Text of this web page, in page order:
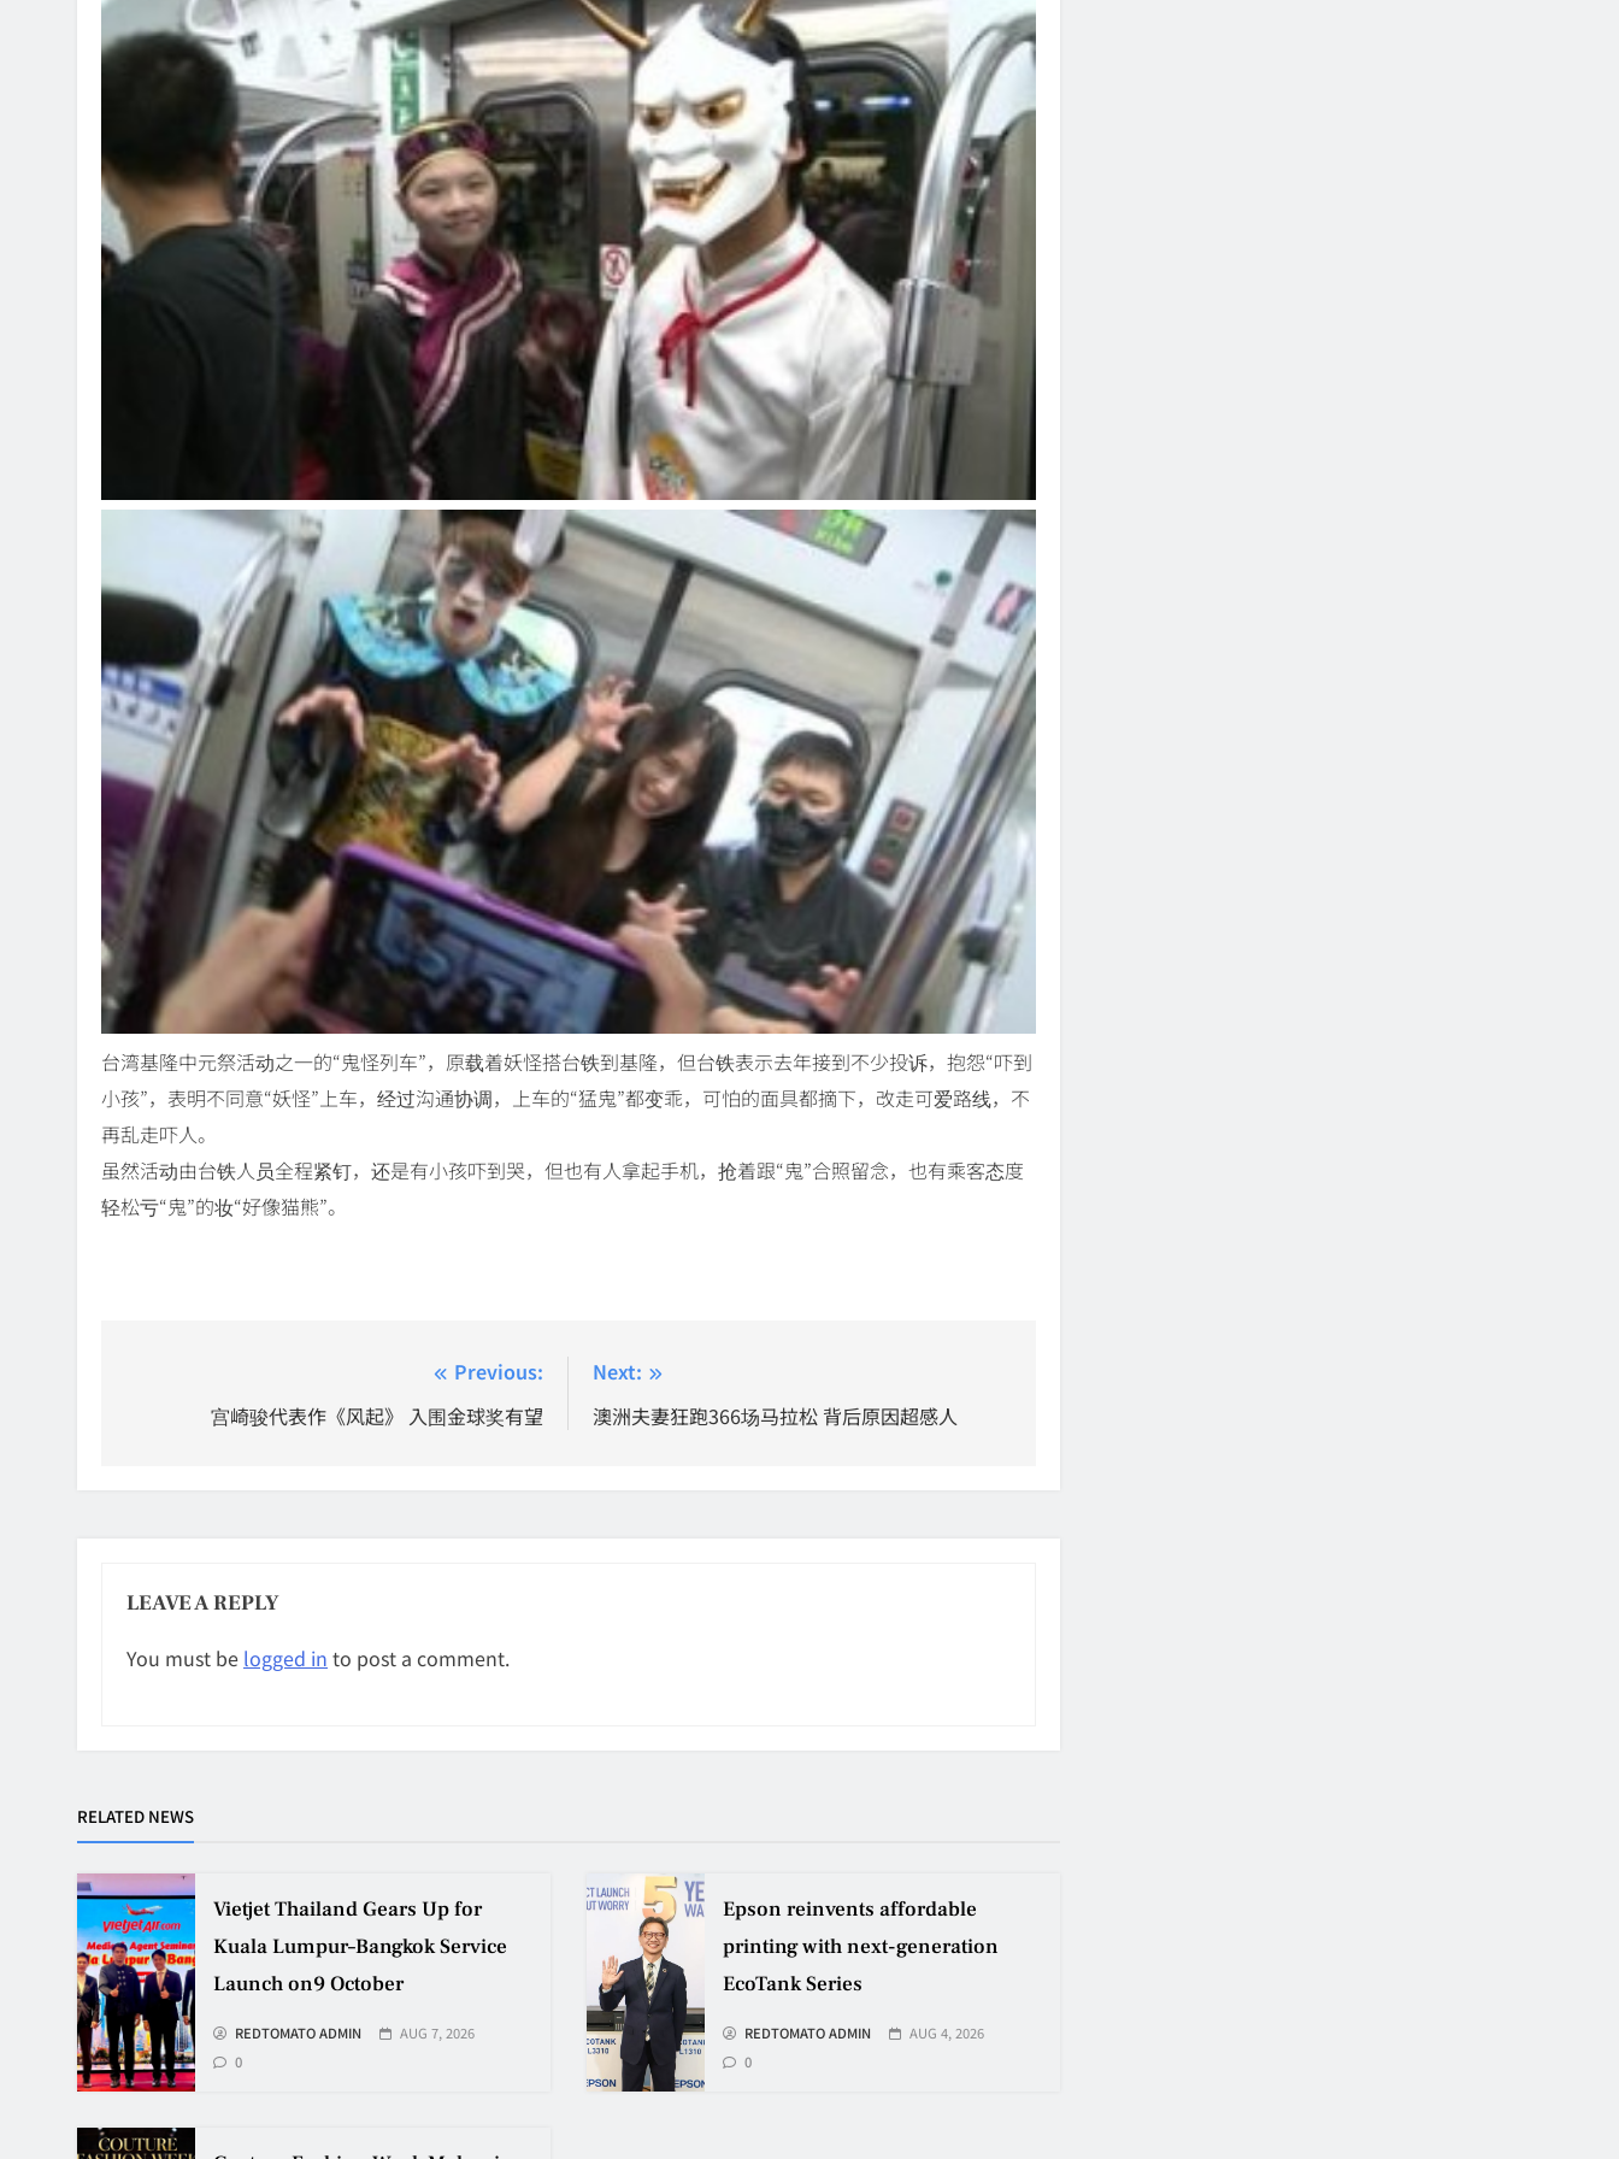
台湾基隆中元祭活动之一的“鬼怪列车”，原载着妖怪搭台铁到基隆，但台铁表示去年接到不少投诉，抱怨“吓到
小孩”，表明不同意“妖怪”上车，经过沟通协调，上车的“猛鬼”都变乖，可怕的面具都摘下，改走可爱路线，不
再乱走吓人。
虽然活动由台铁人员全程紧钉，还是有小孩吓到哭，但也有人拿起手机，抢着跟“鬼”合照留念，也有乘客态度
轻松亏“鬼”的妆“好像猫熊”。
navigation
Previous:
宫崎骏代表作《风起》 入围金球奖有望
Next:
澳洲夫妻狂跑366场马拉松 背后原因超感人
LEAVE A REPLY
You must be logged in to post a comment.
RELATED NEWS
Vietjet Thailand Gears Up for
Kuala Lumpur–Bangkok Service
Launch on9 October
REDTOMATO ADMIN
AUG 7, 2026
0
Epson reinvents affordable
printing with next-generation
EcoTank Series
REDTOMATO ADMIN
AUG 4, 2026
0